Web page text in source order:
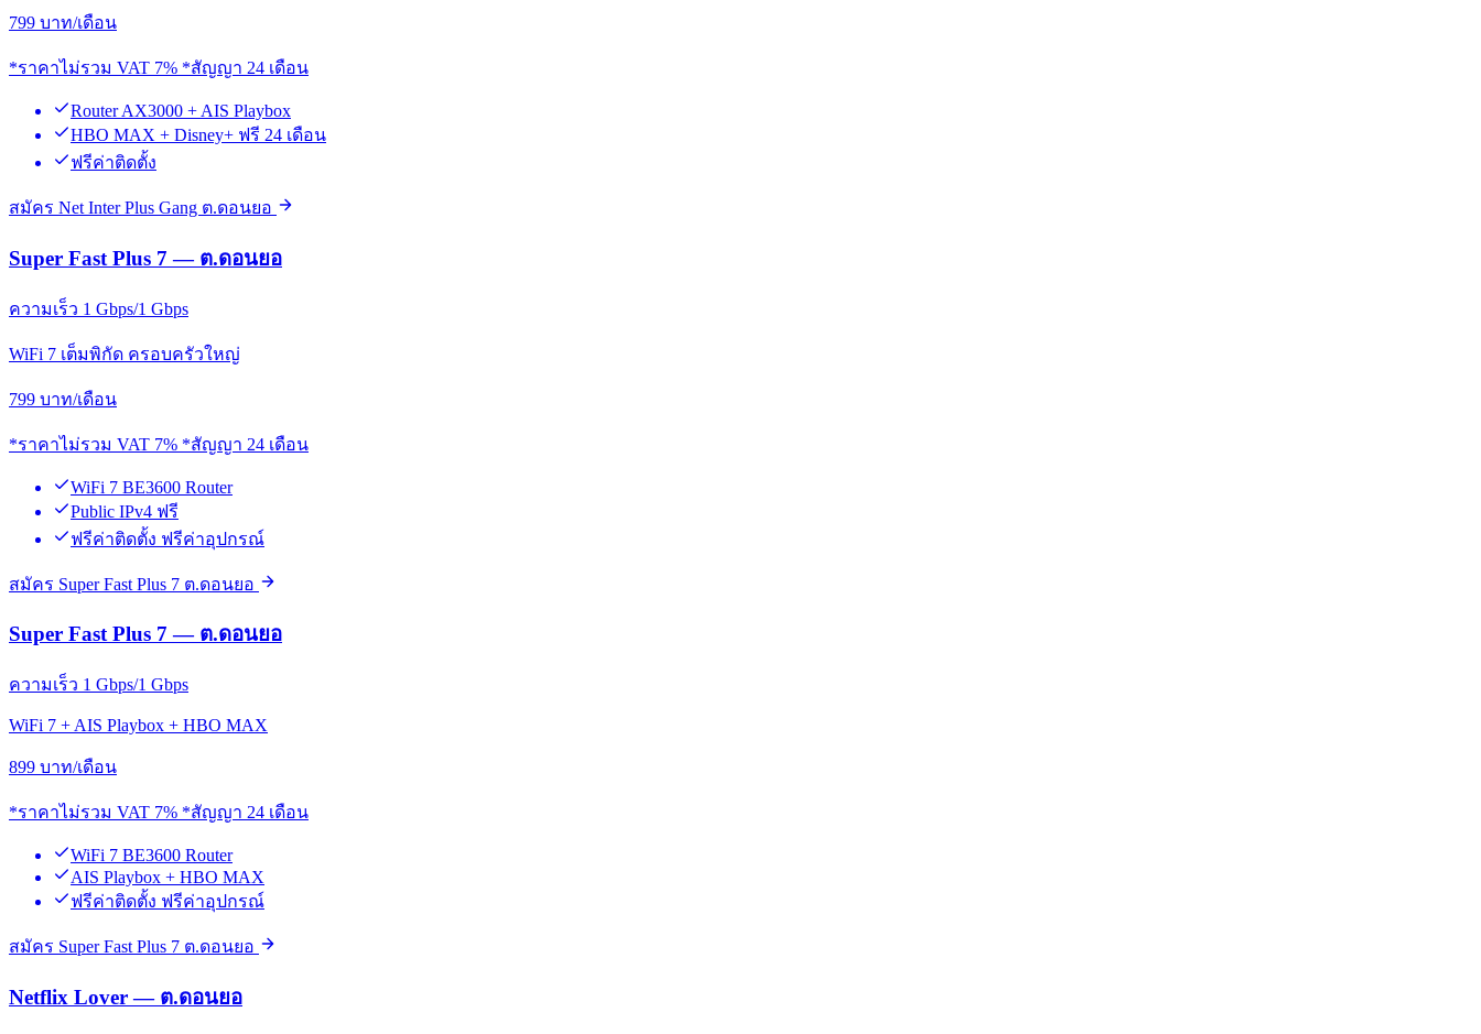
799 บาท/เดือน
*ราคาไม่รวม VAT 7% *สัญญา 24 เดือน
Router AX3000 + AIS Playbox
HBO MAX + Disney+ ฟรี 24 เดือน
ฟรีค่าติดตั้ง
สมัคร Net Inter Plus Gang ต.ดอนยอ
Super Fast Plus 7 — ต.ดอนยอ
ความเร็ว 1 Gbps/1 Gbps
WiFi 7 เต็มพิกัด ครอบครัวใหญ่
799 บาท/เดือน
*ราคาไม่รวม VAT 7% *สัญญา 24 เดือน
WiFi 7 BE3600 Router
Public IPv4 ฟรี
ฟรีค่าติดตั้ง ฟรีค่าอุปกรณ์
สมัคร Super Fast Plus 7 ต.ดอนยอ
Super Fast Plus 7 — ต.ดอนยอ
ความเร็ว 1 Gbps/1 Gbps
WiFi 7 + AIS Playbox + HBO MAX
899 บาท/เดือน
*ราคาไม่รวม VAT 7% *สัญญา 24 เดือน
WiFi 7 BE3600 Router
AIS Playbox + HBO MAX
ฟรีค่าติดตั้ง ฟรีค่าอุปกรณ์
สมัคร Super Fast Plus 7 ต.ดอนยอ
Netflix Lover — ต.ดอนยอ